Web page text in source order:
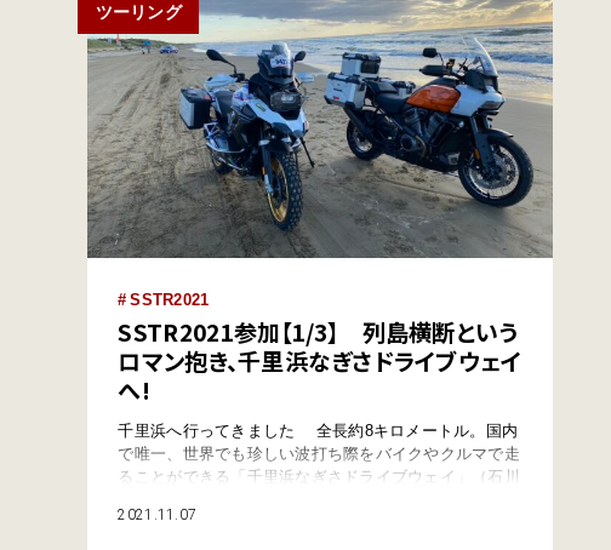
ツーリング
SSTR2021
SSTR2021参加【1/3】 列島横断という
ロマン抱き、千里浜なぎさドライブウェイ
へ!
千里浜へ行ってきました 全長約8キロメートル。国内
で唯一、世界でも珍しい波打ち際をバイクやクルマで走
ることができる「千里浜なぎさドライブウェイ」（石川
波のすぐ横をバイクで颯爽と走る。まさに最高の体験で
2021.11.07